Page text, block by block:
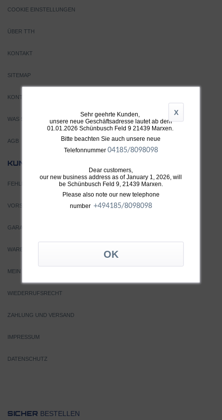
X
Sehr geehrte Kunden,
unsere neue Geschäftsadresse lautet ab dem
01.01.2026 Schünbusch Feld 9 21439 Marxen.
Bitte beachten Sie auch unsere neue
Telefonnummer 04185/8098098
Dear customers,
our new business address as of January 1, 2026, will
be Schünbusch Feld 9, 21439 Marxen.
Please also note our new telephone
number +494185/8098098
COOKIE EINSTELLUNGEN
ÜBER TTH
KONTAKT
SITEMAP
KONTAKT
WAS SIND TURBOLADER?
AGB
KUNDEN
FEHLERSUCHE
VORSICHT VOR FÄLSCHUNGEN
GARANTIEBEDINGUNGEN
WARENKORB
MEIN KONTO
WIEDERRUFSRECHT
ZAHLUNG UND VERSAND
IMPRESSUM
DATENSCHUTZ
SICHER BESTELLEN